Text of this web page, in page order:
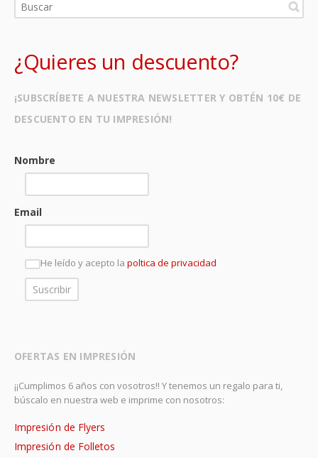
¿Quieres un descuento?
¡SUBSCRÍBETE A NUESTRA NEWSLETTER Y OBTÉN 10€ DE
DESCUENTO EN TU IMPRESIÓN!
Nombre
Email
He leído y acepto la poltica de privacidad
OFERTAS EN IMPRESIÓN
¡¡Cumplimos 6 años con vosotros!! Y tenemos un regalo para ti,
búscalo en nuestra web e imprime con nosotros:
Impresión de Flyers
Impresión de Folletos